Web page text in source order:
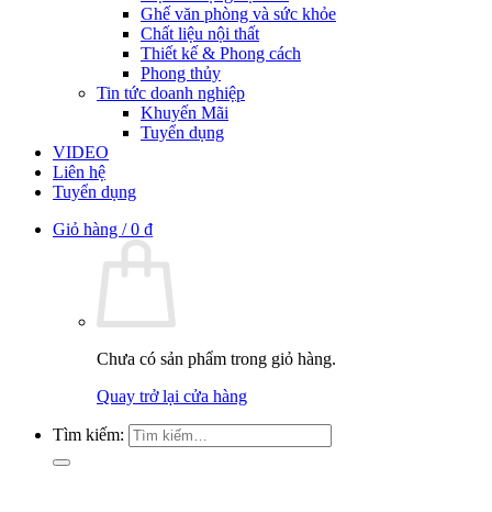
Ghế văn phòng và sức khỏe
Chất liệu nội thất
Thiết kế & Phong cách
Phong thủy
Tin tức doanh nghiệp
Khuyến Mãi
Tuyển dụng
VIDEO
Liên hệ
Tuyển dụng
Giỏ hàng /0 ₫
Chưa có sản phẩm trong giỏ hàng.
Quay trở lại cửa hàng
Tìm kiếm: